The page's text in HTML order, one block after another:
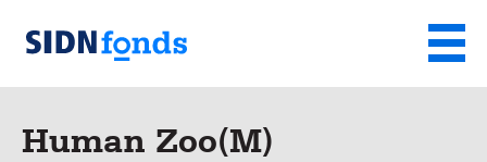
Sla de navigatie over en ga naar de inhoud
SIDN
Menu
Human Zoo(M)